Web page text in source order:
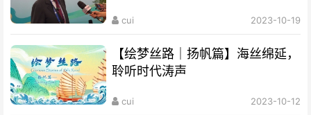
cui 2023-10-19
【绘梦丝路｜扬帆篇】海丝绵延，
聆听时代涛声
cui 2023-10-12